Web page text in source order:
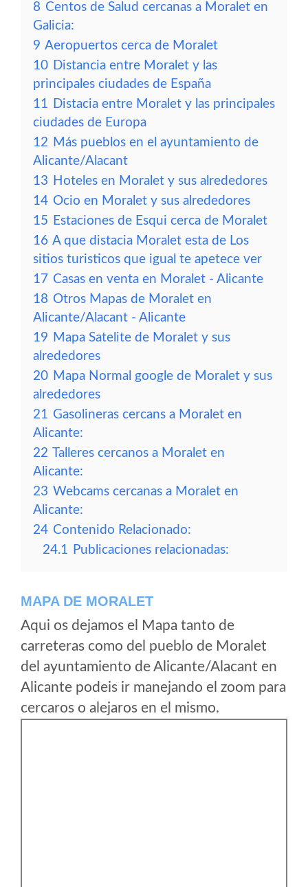
8 Centos de Salud cercanas a Moralet en
Galicia:
9 Aeropuertos cerca de Moralet
10 Distancia entre Moralet y las
principales ciudades de España
11 Distacia entre Moralet y las principales
ciudades de Europa
12 Más pueblos en el ayuntamiento de
Alicante/Alacant
13 Hoteles en Moralet y sus alrededores
14 Ocio en Moralet y sus alrededores
15 Estaciones de Esqui cerca de Moralet
16 A que distacia Moralet esta de Los
sitios turisticos que igual te apetece ver
17 Casas en venta en Moralet - Alicante
18 Otros Mapas de Moralet en
Alicante/Alacant - Alicante
19 Mapa Satelite de Moralet y sus
alrededores
20 Mapa Normal google de Moralet y sus
alrededores
21 Gasolineras cercans a Moralet en
Alicante:
22 Talleres cercanos a Moralet en
Alicante:
23 Webcams cercanas a Moralet en
Alicante:
24 Contenido Relacionado:
24.1 Publicaciones relacionadas:
MAPA DE MORALET
Aqui os dejamos el Mapa tanto de
carreteras como del pueblo de Moralet
del ayuntamiento de Alicante/Alacant en
Alicante podeis ir manejando el zoom para
cercaros o alejaros en el mismo.